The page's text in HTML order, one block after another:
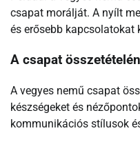
csapat morálját. A nyílt
és erősebb kapcsolatokat
A csapat
A vegyes nemű csapat
készségeket és
kommunikációs stílusok